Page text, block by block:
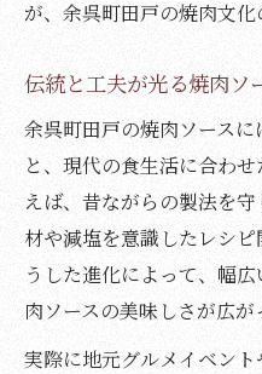
が、余呉町田戸の焼肉文化
伝統と工夫が光る焼肉ソ
余呉町田戸の焼肉ソース
と、現代の食生活に合わ
えば、昔ながらの製法を
材や減塩を意識したレシ
うした進化によって、幅
肉ソースの美味しさが広が
実際に地元グルメイベン